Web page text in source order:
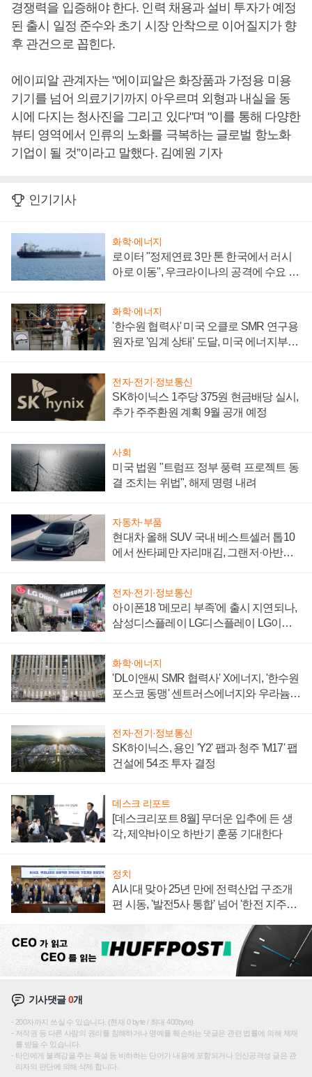
경쟁력을 입증해야 한다. 인력 채용과 설비 투자가 예정
된 출시 일정 준수와 초기 시장 안착으로 이어질지가 향
후 관건으로 꼽힌다.
에이피알 관계자는 "에이피알은 화장품과 가정용 미용
기기를 넘어 의료기기까지 아우르며 외형과 내실을 동
시에 다지는 청사진을 그리고 있다"며 "이를 통해 다양한
뷰티 영역에서 인류의 노화를 극복하는 글로벌 항노화
기업이 될 것”이라고 말했다. 김예원 기자
인기기사
화학·에너지
로이터 "정제연료 3만 톤 한국에서 러시
아로 이동", 우크라이나의 공격에 수요 늘
화학·에너지
'한수원 협력사' 미국 오클로 SMR 연구용
원자로 '임계 상태' 도달, 미국 에너지부
전자·전기·정보통신
SK하이닉스 1주당 375원 현금배당 실시,
추가 주주환원 계획 9월 공개 예정
사회
미국 법원 "트럼프 정부 풍력 프로젝트 동
결 조치는 위법", 해제 명령 내려
자동차·부품
현대차 올해 SUV 국내 베스트셀러 톱10
에서 싼타페만 자리매김, 그랜저·아반떼
전자·전기·정보통신
아이폰18 '메모리 부족'에 출시 지연되나,
삼성디스플레이 LG디스플레이 LG이노
화학·에너지
'DL이앤씨 SMR 협력사' X에너지, '한수원
포스코 동맹' 센트러스에너지와 우라늄
전자·전기·정보통신
SK하이닉스, 용인 'Y2' 팹과 청주 'M17' 팹
건설에 54조 투자 결정
데스크 리포트
[데스크리포트 8월] 무더운 입추에 든 생
각, 제약바이오 하반기 훈풍 기대한다
정치
AI시대 맞아 25년 만에 전력산업 구조개
편 시동, '발전5사 통합' 넘어 '한전 지주사'
기사댓글0개
200자까지 쓰실 수 있습니다. (현재 0 byte / 최대 400byte)
저작권 등 다른 사람의 권리를 침해하거나 명예를 훼손하는 댓글은 관련 법률에 의해 제재
를 받을 수 있습니다.
타인에게 불쾌감을 주는 욕설 등 비하하는 단어가 내용에 포함되거나 인신공격성 글은 관
리자의 판단에 의해 삭제 합니다.